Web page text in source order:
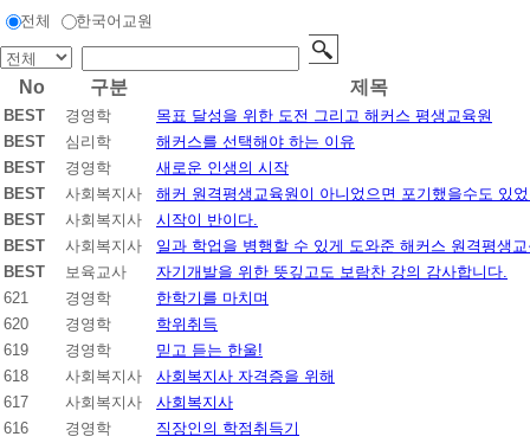
전체 한국어교원
No 구분 제목
BEST 경영학
목표 달성을 위한 도전 그리고 해커스 평생교육원
BEST
심리학
해커스를 선택해야 하는 이유
BEST
경영학
새로운 인생의 시작
BEST
사회복지사
해커 원격평생교육원이 아니었으면 포기했을수도 있
BEST
사회복지사
시작이 반이다.
BEST
사회복지사
일과 학업을 병행할 수 있게 도와준 해커스 원격평생
BEST
보육교사
자기개발을 위한 뜻깊고도 보람찬 강의 감사합니다.
621
경영학
한학기를 마치며
620
경영학
학위취득
619
경영학
믿고 듣는 한울!
618
사회복지사
사회복지사 자격증을 위해
617
사회복지사
사회복지사
616
경영학
직장인의 학점취득기